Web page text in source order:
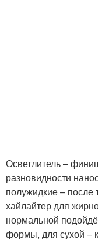
Осветлитель –
разновидности
полужидкие – после
хайлайтер для
нормальной
формы, для сухой –